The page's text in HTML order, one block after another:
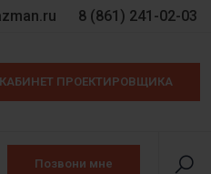
8 (861) 241-02-03
КАБИНЕТ ПРОЕКТИРОВЩИКА
Позвони мне